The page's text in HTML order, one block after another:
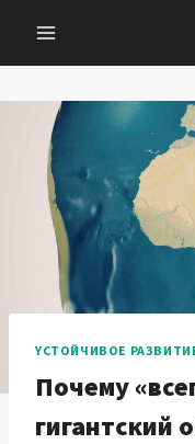
содержанию
YСТОЙЧИВОЕ
Почему
гигантский